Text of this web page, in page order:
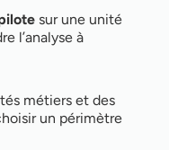
sur une unité
l’analyse à
métiers et des
un périmètre